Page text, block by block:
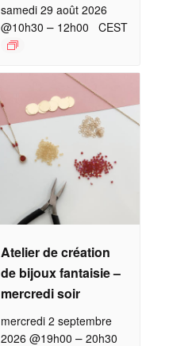
samedi 29 août 2026
@10h30 – 12h00 CEST
Atelier de création
de bijoux fantaisie –
mercredi soir
mercredi 2 septembre
2026 @19h00 – 20h30